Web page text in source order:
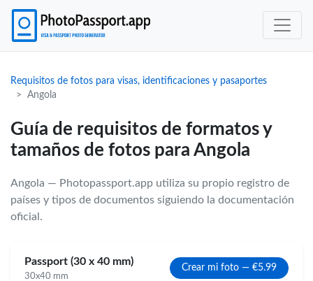
Requisitos de fotos para visas, identificaciones y pasaportes
Angola
Guía de requisitos de formatos y
tamaños de fotos para Angola
Angola — Photopassport.app utiliza su propio registro de
países y tipos de documentos siguiendo la documentación
oficial.
Passport (30 x 40 mm)
30x40 mm
Crear mi foto — €5.99